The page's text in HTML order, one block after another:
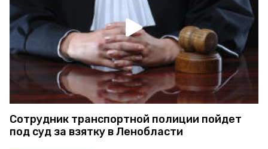
Сотрудник транспортной полиции пойдет
под суд за взятку в Ленобласти